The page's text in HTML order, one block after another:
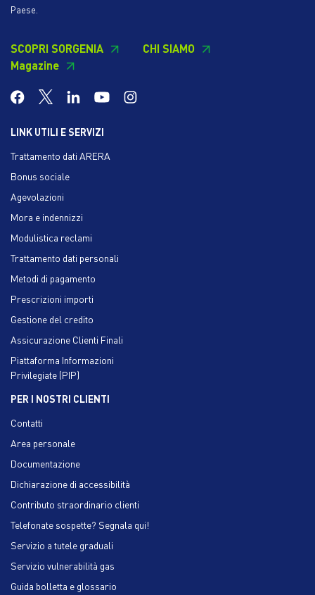
Paese.
SCOPRI SORGENIA
CHI SIAMO
Magazine
LINK UTILI E SERVIZI
Trattamento dati ARERA
Bonus sociale
Agevolazioni
Mora e indennizzi
Modulistica reclami
Trattamento dati personali
Metodi di pagamento
Prescrizioni importi
Gestione del credito
Assicurazione Clienti Finali
Piattaforma Informazioni
Privilegiate (PIP)
PER I NOSTRI CLIENTI
Contatti
Area personale
Documentazione
Dichiarazione di accessibilità
Contributo straordinario clienti
Telefonate sospette? Segnala qui!
Servizio a tutele graduali
Servizio vulnerabilità gas
Guida bolletta e glossario